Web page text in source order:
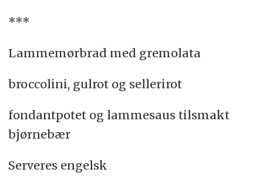
***
Lammemørbrad med gremolata
broccolini, gulrot og sellerirot
fondantpotet og lammesaus tilsmakt
bjørnebær
Serveres engelsk